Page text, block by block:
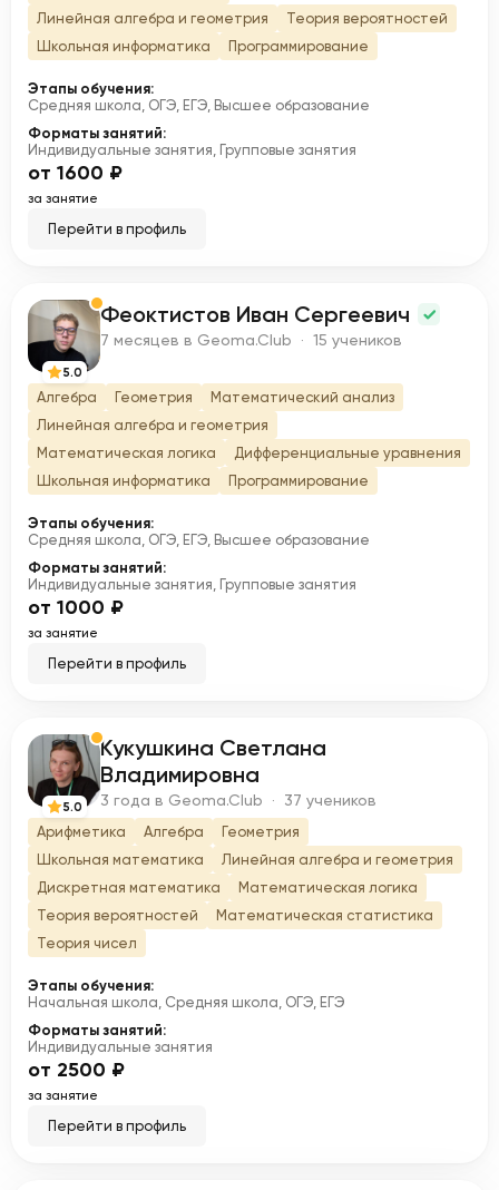
Линейная алгебра и геометрия
Теория вероятностей
Школьная информатика
Программирование
Этапы обучения:
Средняя школа, ОГЭ, ЕГЭ, Высшее образование
Форматы занятий:
Индивидуальные занятия, Групповые занятия
от 1600 ₽
за занятие
Перейти в профиль
Ф
5.0
Феоктистов Иван Сергеевич
7 месяцев в Geoma.Club · 15 учеников
Алгебра Геометрия
Математический анализ
Линейная алгебра и геометрия
Математическая логика
Дифференциальные уравнения
Школьная информатика
Программирование
Этапы обучения:
Средняя школа, ОГЭ, ЕГЭ, Высшее образование
Форматы занятий:
Индивидуальные занятия, Групповые занятия
от 1000 ₽
за занятие
Перейти в профиль
К
5.0
Кукушкина Светлана
Владимировна
3 года в Geoma.Club · 37 учеников
Арифметика Алгебра
Геометрия
Школьная математика
Линейная алгебра и геометрия
Дискретная математика
Математическая логика
Теория вероятностей
Математическая статистика
Теория чисел
Этапы обучения:
Начальная школа, Средняя школа, ОГЭ, ЕГЭ
Форматы занятий:
Индивидуальные занятия
от 2500 ₽
за занятие
Перейти в профиль